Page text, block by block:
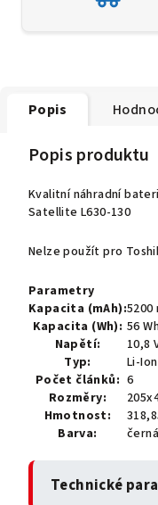
Popis
Popis produktu
Kvalitní náhradní
Satellite L630-130
Nelze použít pro
Parametry
Kapacita (mAh):5200
Kapacita (Wh): 56
Napětí:
10,8
Typ:
Li-Ion
Počet článků: 6
Rozměry:
Hmotnost:
Barva:
černá
Technické